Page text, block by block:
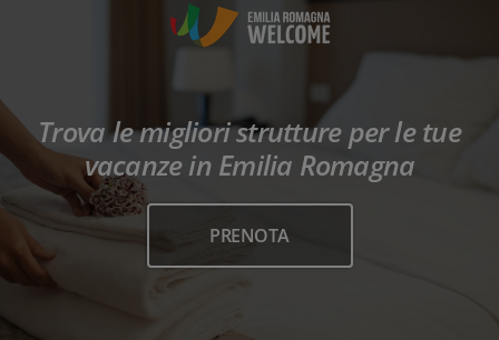
Trova le migliori strutture per le tue
vacanze in Emilia Romagna
PRENOTA